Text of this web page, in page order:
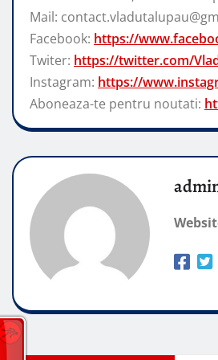
Mail:
Facebook: https://
Twiter: https://twitter.com/
Instagram: https://
Aboneaza-te pentru noutati: